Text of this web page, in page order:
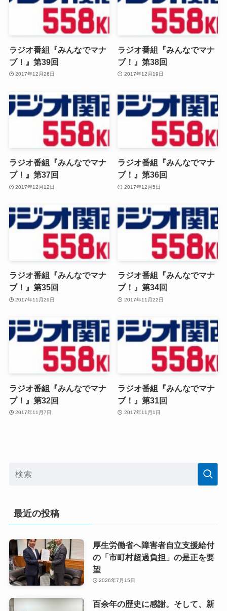
ラジオ番組『みんなでマナ
ブ！』第39回
2017年12月26日
ラジオ番組『みんなでマナ
ブ！』第38回
2017年12月19日
ラジオ番組『みんなでマナ
ブ！』第37回
2017年12月12日
ラジオ番組『みんなでマナ
ブ！』第36回
2017年12月5日
ラジオ番組『みんなでマナ
ブ！』第35回
2017年11月29日
ラジオ番組『みんなでマナ
ブ！』第34回
2017年11月22日
ラジオ番組『みんなでマナ
ブ！』第32回
2017年11月7日
ラジオ番組『みんなでマナ
ブ！』第31回
2017年11月1日
最近の投稿
厚生労働省へ障害者自立支援給付
の「市町村超過負担」の是正を要
望
2026年7月15日
百余年の歴史に感謝。そして、新